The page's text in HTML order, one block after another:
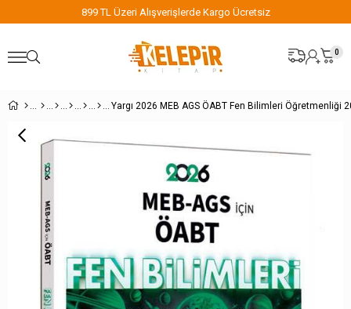
899 TL Üzeri Alışverişlerde Kargo Ücretsiz
0